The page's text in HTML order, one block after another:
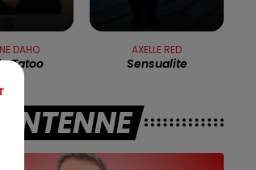
END
DAHO
Tatoo
AXELLE RED
Sensualite